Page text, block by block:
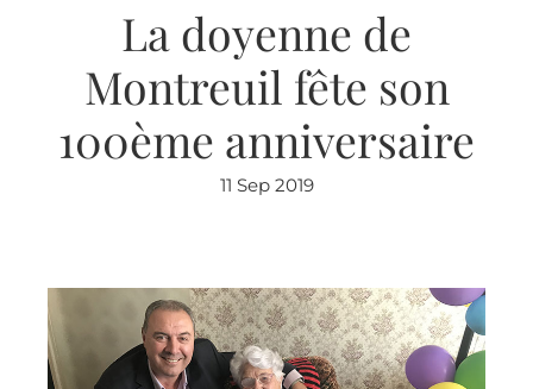
La doyenne de
Montreuil fête son
100ème anniversaire
11 Sep 2019